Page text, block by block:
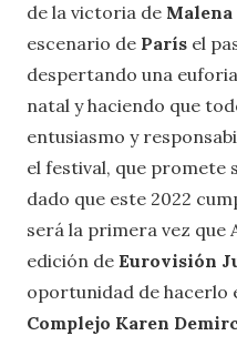
de la victoria de Malena
escenario de París el
despertando una
natal y haciendo que
entusiasmo y
el festival, que promete
dado que este 2022
será la primera vez que
edición de Eurovisión
oportunidad de hacerlo
Complejo Karen